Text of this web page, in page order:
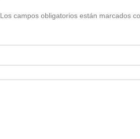
Los campos obligatorios están marcados